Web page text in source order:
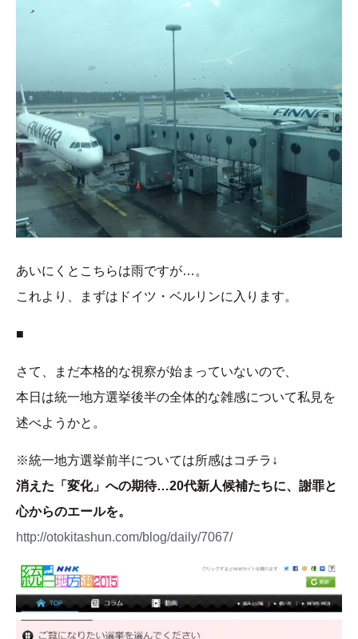
あいにくとこちらは雨ですが…。
これより、まずはドイツ・ベルリンに入ります。
■
さて、まだ本格的な視察が始まっていないので、
本日は統一地方選挙後半の全体的な雑感について私見を
述べようかと。
※統一地方選挙前半については所感はコチラ↓
消えた「変化」への期待…20代新人候補たちに、謝罪と
心からのエールを。
http://otokitashun.com/blog/daily/7067/